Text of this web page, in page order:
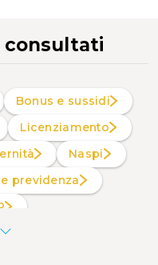
consultati
Bonus e sussidi
Licenziamento
Naspi
e previdenza